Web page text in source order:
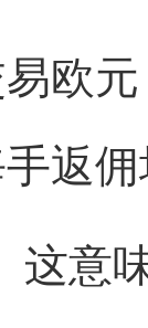
欧元
返
这意